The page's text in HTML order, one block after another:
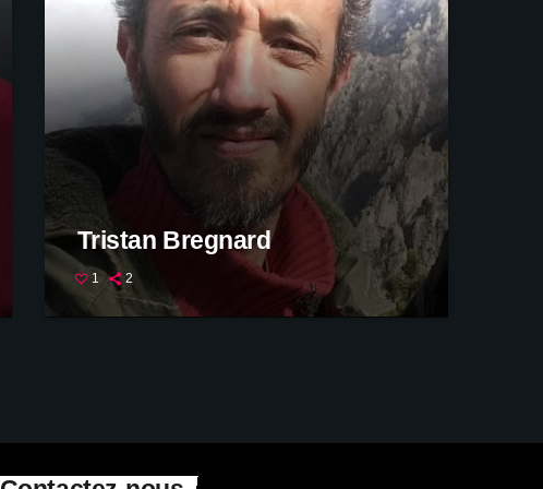
Tristan Bregnard
1 2